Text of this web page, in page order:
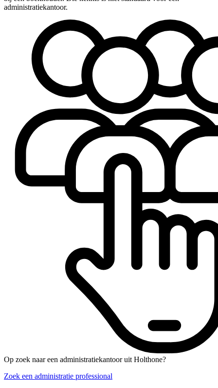
administratiekantoor.
Op zoek naar een administratiekantoor uit Holthone?
Zoek een administratie professional